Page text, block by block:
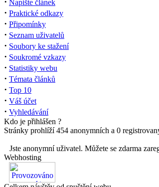
Napište článek
· Praktické odkazy
· Připomínky
· Seznam uživatelů
· Soubory ke stažení
· Soukromé vzkazy
· Statistiky webu
· Témata článků
· Top 10
· Váš účet
· Vyhledávání
Kdo je přihlášen ?
Stránky prohlíží 454 anonymních a 0
Jste anonymní uživatel. Můžete se zdarma
Webhosting